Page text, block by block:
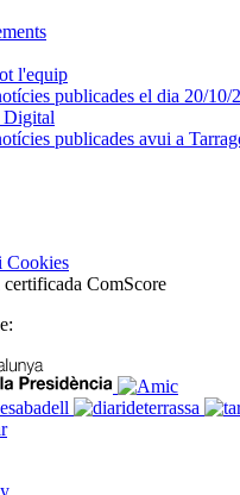
l'equip
publicades el dia 20/10/
Digital
publicades avui a
Cookies
ComScore